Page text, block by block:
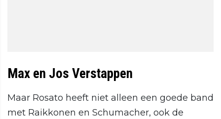
Max en Jos Verstappen
Maar Rosato heeft niet alleen een goede band
met Raikkonen en Schumacher, ook de